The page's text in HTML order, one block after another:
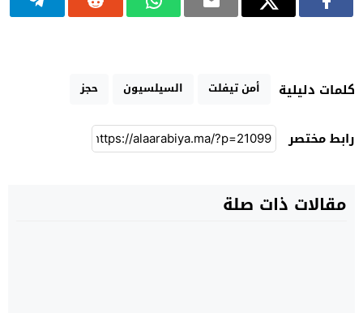
كلمات دليلية أمن تيفلت السيلسيون حجز
رابط مختصر
مقالات ذات صلة